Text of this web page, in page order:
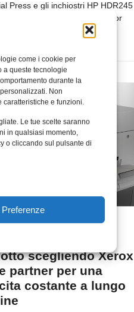
come i cookie per
a queste tecnologie
durante la
Non
caratteristiche e funzioni.
Le tue scelte saranno
in qualsiasi momento,
o cliccando sul pulsante di
Preferenze
Press e gli inchiostri HP HDR245
che consentiranno a un maggior
punta sulla
del
scegliendo Xerox
partner per una
costante a lungo